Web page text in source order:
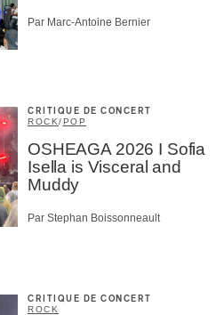
Par Marc-Antoine Bernier
CRITIQUE DE CONCERT
ROCK/POP
OSHEAGA 2026 I Sofia
Isella is Visceral and
Muddy
Par Stephan Boissonneault
CRITIQUE DE CONCERT
ROCK